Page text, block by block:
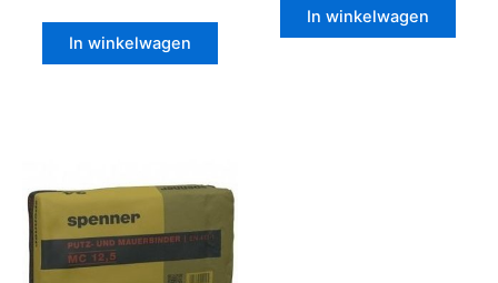
In winkelwagen
In winkelwagen